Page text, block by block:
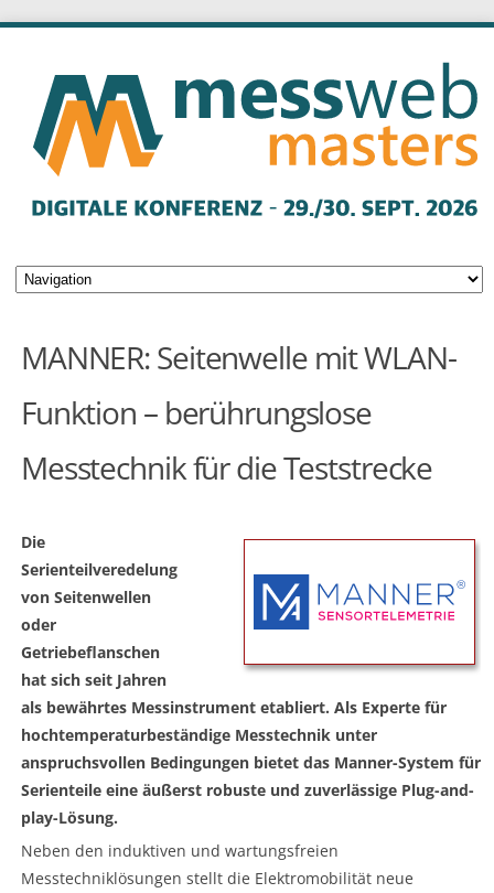
MANNER: Seitenwelle mit WLAN-
Funktion – berührungslose
Messtechnik für die Teststrecke
Die
Serienteilveredelung
von Seitenwellen
oder
Getriebeflanschen
hat sich seit Jahren
als bewährtes Messinstrument etabliert. Als Experte für
hochtemperaturbeständige Messtechnik unter
anspruchsvollen Bedingungen bietet das Manner-System für
Serienteile eine äußerst robuste und zuverlässige Plug-and-
play-Lösung.
Neben den induktiven und wartungsfreien
Messtechniklösungen stellt die Elektromobilität neue